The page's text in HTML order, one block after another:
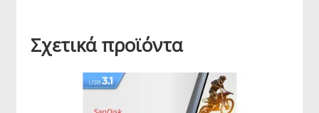
Σχετικά προϊόντα